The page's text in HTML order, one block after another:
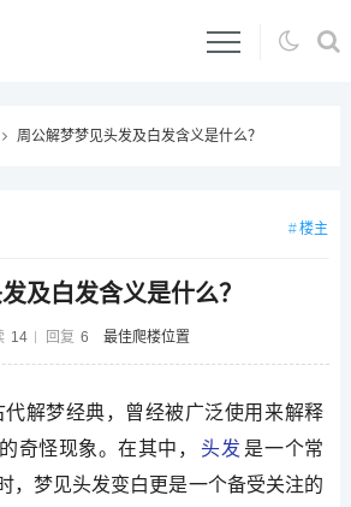
周公解梦梦见头发及白发含义是什么？
及白发含义是什么？
14 回复 6 最佳爬楼位置
楼主
代解梦经典，曾经被广泛使用来解释
奇怪现象。在其中，
头发 是一个常
，梦见头发变白更是一个备受关注的